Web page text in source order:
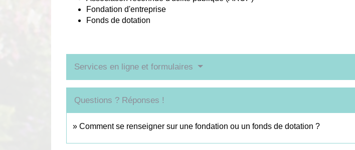
Fondation d'entreprise
Fonds de dotation
Services en ligne et formulaires
Questions ? Réponses !
Comment se renseigner sur une fondation ou un fonds de dotation ?